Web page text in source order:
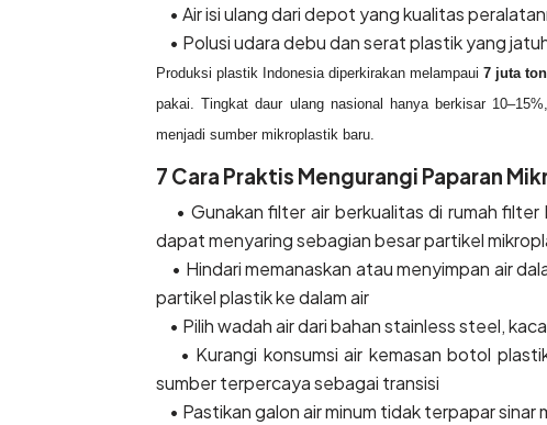
• Air isi ulang dari depot yang kualitas
• Polusi udara debu dan serat plastik yang
Produksi plastik Indonesia diperkirakan melampaui7 juta
pakai. Tingkat daur ulang nasional hanya berkisar
menjadi sumber mikroplastik baru.
7 Cara Praktis Mengurangi Paparan
• Gunakan filter air berkualitas di rumah
dapat menyaring sebagian besar partikel
• Hindari memanaskan atau menyimpan air
partikel plastik ke dalam air
• Pilih wadah air dari bahan stainless steel,
• Kurangi konsumsi air kemasan botol
sumber terpercaya sebagai transisi
• Pastikan galon air minum tidak terpapar